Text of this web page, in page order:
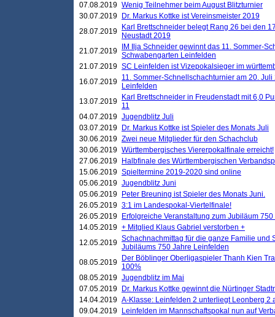
07.08.2019 Wenig Teilnehmer beim August Blitzturnier
30.07.2019
Dr. Markus Kottke ist Vereinsmeister 2019
28.07.2019
Karl Brettschneider belegt Rang 26 bei den
Neustadt 2019
21.07.2019
IM Ilja Schneider gewinnt das 11. Sommer-
Schwabengarten Leinfelden
21.07.2019 SC Leinfelden ist Vizepokalsieger im
16.07.2019 11. Sommer-Schnellschachturnier am 20.
Leinfelden
13.07.2019
Karl Brettschneider in Freudenstadt mit 6,0
11
04.07.2019 Jugendblitz Juli
03.07.2019
Dr. Markus Kottke ist Spieler des Monats Juli
30.06.2019 Zwei neue Mitglieder für den Schachclub
30.06.2019 Württembergisches Viererpokalfinale erreicht!
27.06.2019
Halbfinale des Württembergischen
15.06.2019 Spieltermine 2019-2020 sind online
05.06.2019 Jugendblitz Juni
05.06.2019
Peter Breuning ist Spieler des Monats Juni.
26.05.2019 3:1 im Landespokal-Viertelfinale!
26.05.2019
Erfolgreiche Veranstaltung zum Jubiläum
14.05.2019 + Mitglied Klaus Gabriel verstorben +
12.05.2019 Schachnachmittag für die ganze Familie und
Jubiläums 750 Jahre Leinfelden
08.05.2019
Der Böblinger Oberligaspieler Thanh Kien
100%
08.05.2019 Jugendblitz im Mai
07.05.2019
Dr. Markus Kottke gewinnt die Nürtinger
14.04.2019 A-Klasse: Leinfelden 2 unterliegt Leonberg 2
09.04.2019
Leinfelden im Mannschaftspokal nun auf